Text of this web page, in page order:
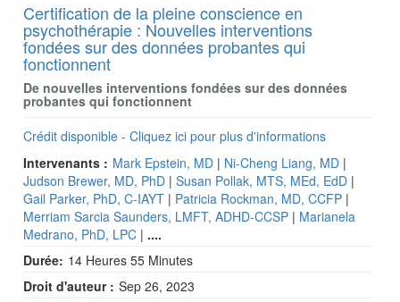
Certification de la pleine conscience en
psychothérapie : Nouvelles interventions
fondées sur des données probantes qui
fonctionnent
De nouvelles interventions fondées sur des données
probantes qui fonctionnent
Crédit disponible - Cliquez ici pour plus d'informations
Intervenants : Mark Epstein, MD | Ni-Cheng Liang, MD |
Judson Brewer, MD, PhD | Susan Pollak, MTS, MEd, EdD |
Gail Parker, PhD, C-IAYT | Patricia Rockman, MD, CCFP |
Merriam Sarcia Saunders, LMFT, ADHD-CCSP | Marianela
Medrano, PhD, LPC | ....
Durée: 14 Heures 55 Minutes
Droit d'auteur : Sep 26, 2023